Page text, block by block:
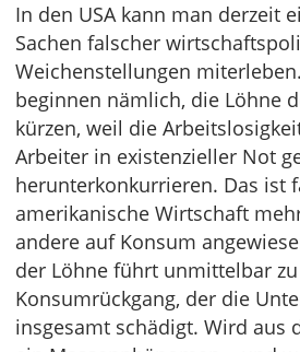
In den USA kann man derzeit
Sachen falscher
Weichenstellungen
beginnen nämlich, die Löhne
kürzen, weil die
Arbeiter in existenzieller Not
herunterkonkurrieren. Das ist
amerikanische Wirtschaft
andere auf Konsum
der Löhne führt unmittelbar
Konsumrückgang, der die
insgesamt schädigt. Wird aus